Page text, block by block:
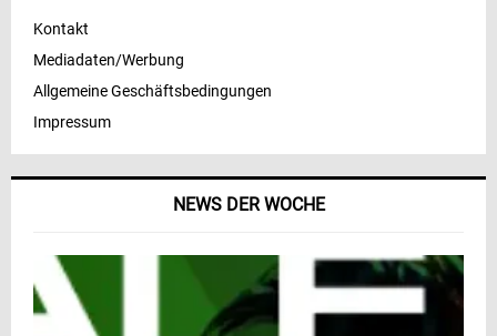
NEWS DER WOCHE
Kontakt
Mediadaten/Werbung
Allgemeine Geschäftsbedingungen
Impressum